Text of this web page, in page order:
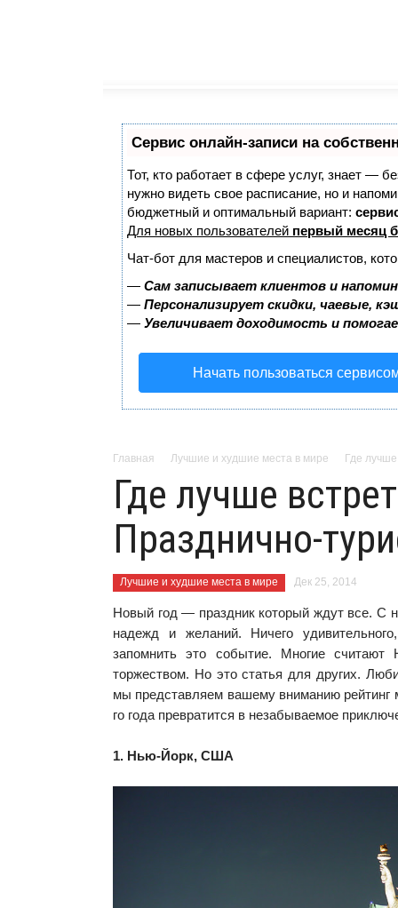
Сервис онлайн-записи на
Тот, кто работает в сфере услуг, знает —
нужно видеть свое расписание, но и
бюджетный и оптимальный вариант:
Для новых пользователей первый месяц
Чат-бот для мастеров и специалистов,
— Сам записывает клиентов и
— Персонализирует скидки, чаевые,
— Увеличивает доходимость и
Начать пользоваться
Главная Лучшие и худшие места в мире Где
Где лучше
Празднично-
Лучшие и худшие места в мире Дек 25, 2014
Новый год — праздник который ждут все. С
надежд и желаний. Ничего
запомнить это событие. Многие
торжеством. Но это статья для других.
мы представляем вашему вниманию рейтинг
го года превратится в незабываемое
1. Нью-Йорк, США